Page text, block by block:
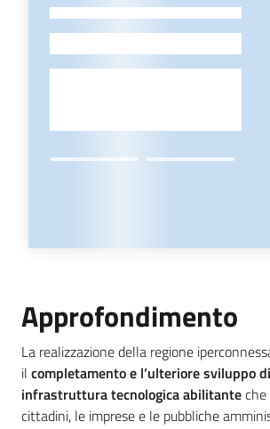
-
Approfondimento
La realizzazione della regione
il completamento e l’ulteriore sviluppo
infrastruttura tecnologica abilitante
cittadini, le imprese e le pubbliche